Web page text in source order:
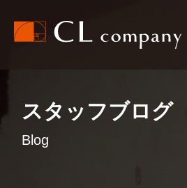
スタッフブログ
Blog